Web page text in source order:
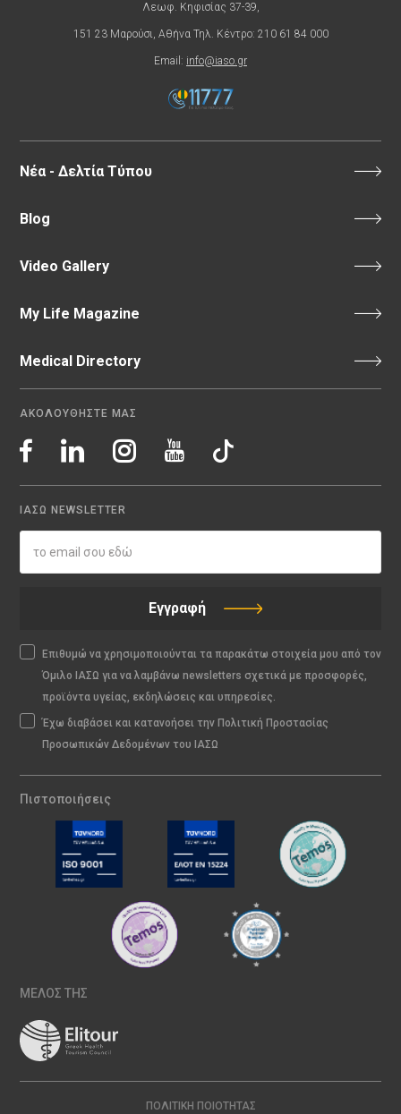
Λεωφ. Κηφισίας 37-39,
151 23 Μαρούσι, Αθήνα Τηλ. Κέντρο: 210 61 84 000
Email: info@iaso.gr
Νέα - Δελτία Τύπου
Blog
Video Gallery
My Life Magazine
Medical Directory
ΑΚΟΛΟΥΘΗΣΤΕ ΜΑΣ
ΙΑΣΩ NEWSLETTER
Εγγραφή
Επιθυμώ να χρησιμοποιούνται τα παρακάτω στοιχεία μου από τον
Όμιλο ΙΑΣΩ για να λαμβάνω newsletters σχετικά με προσφορές,
προϊόντα υγείας, εκδηλώσεις και υπηρεσίες.
Έχω διαβάσει και κατανοήσει την Πολιτική Προστασίας
Προσωπικών Δεδομένων του ΙΑΣΩ
Πιστοποιήσεις
ΜΕΛΟΣ ΤΗΣ
ΠΟΛΙΤΙΚΉ ΠΟΙΌΤΗΤΑΣ